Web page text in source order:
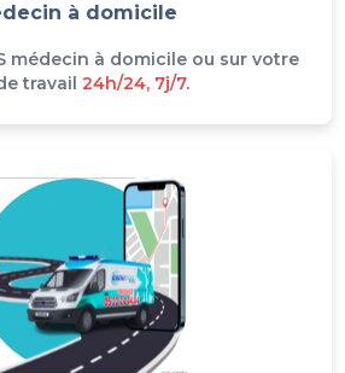
à domicile
médecin à domicile ou sur votre
travail 24h/24, 7j/7.